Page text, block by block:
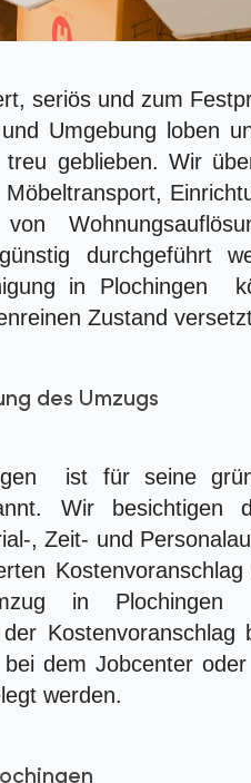
seriös und zum
Umgebung loben
geblieben. Wir
durchgeführt
in Plochingen
Zustand
des Umzugs
ist für seine
Wir besichtigen
, Zeit- und
in
Kostenvoranschlag
dem Jobcenter
werden.